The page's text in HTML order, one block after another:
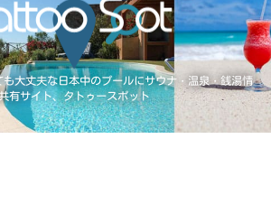
大丈夫な日本中のプールにサウナ・温泉・銭湯情
有サイト、タトゥースポット